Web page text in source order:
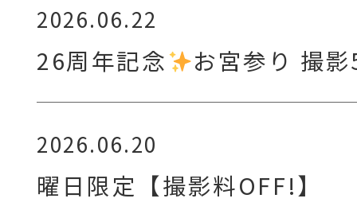
2026.06.22
26周年記念 お宮参り 撮
2026.06.20
曜日限定【撮影料OFF!】